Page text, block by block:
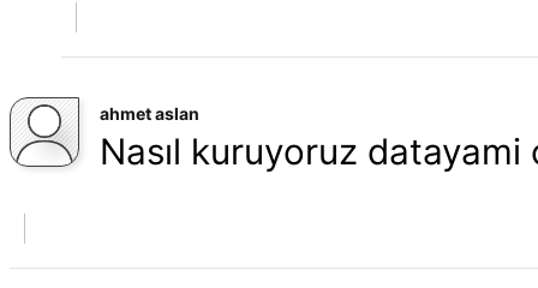
ahmet aslan
Nasıl kuruyoruz datayami